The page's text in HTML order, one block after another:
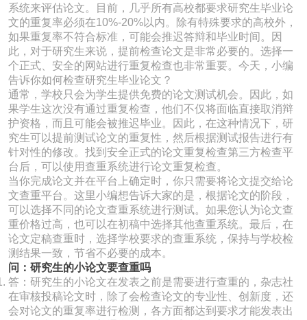
系统来评估论文。目前，几乎所有高校都要求研究生毕业论
文的重复率必须在10%-20%以内。除有特殊要求的高校外，
如果重复率不符合标准，可能会推迟答辩和毕业时间。因
此，对于研究生来说，提前检查论文是非常必要的。选择一
个正式、安全的网站进行重复检查也非常重要。今天，小编
告诉你如何检查研究生毕业论文？
通常，学校只会为学生提供免费的论文测试机会。因此，如
果学生这次没有通过重复检查，他们不仅将面临直接取消辩
护资格，而且可能会被推迟毕业。因此，在这种情况下，研
究生可以提前测试论文的重复性，然后根据测试报告进行有
针对性的修改。找到安全正式的论文重复检查第三方检查平
台后，可以使用查重系统进行论文重复检查。
当你完成论文并在平台上确定时，你只需要将论文提交给论
文查重平台。这里小编想告诉大家的是，根据论文的阶段，
可以选择不同的论文查重系统进行测试。如果您认为论文查
重价格过高，也可以在初稿中选择其他查重系统。最后，在
论文定稿查重时，选择学校要求的查重系统，保持与学校检
测结果一致，节省不必要的成本。
问：研究生的小论文要查重吗
答：研究生的小论文在发表之前是需要进行查重的，杂志社
在审核投稿论文时，除了会检查论文的专业性、创新度，还
会对论文的重复率进行检测，各方面都达到要求才能发表出